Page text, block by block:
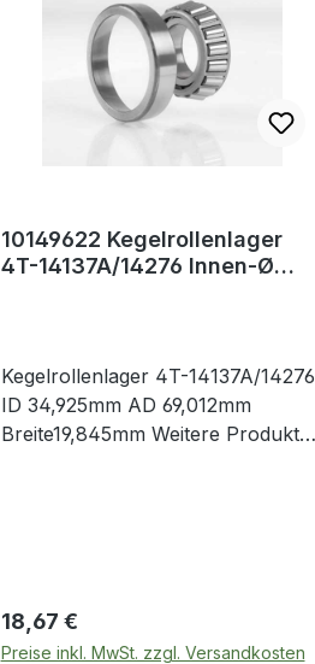
10149622 Kegelrollenlager
4T-14137A/14276 Innen-Ø
Kegelrollenlager 4T-14137A/14276
ID 34,925mm AD 69,012mm
Breite19,845mm Weitere Produkte
Regulärer Preis:
18,67 €
Preise inkl. MwSt. zzgl. Versandkosten